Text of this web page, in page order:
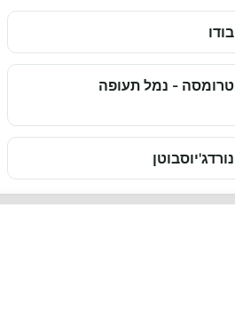
בודו
טרומסה - נמל תעופה
נורדג'יוסבוטן